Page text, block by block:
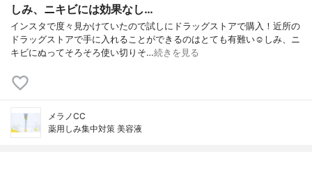
しみ、ニキビには効果なし…
インスタで度々見かけていたので試しにドラッグストアで購入！近所の
ドラッグストアで手に入れることができるのはとても有難い☺️しみ、ニ
キビにぬってそろそろ使い切りそ…続きを見る
メラノCC
薬用しみ集中対策 美容液